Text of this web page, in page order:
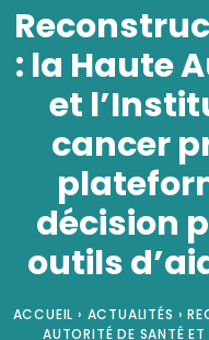
: la Haute
et
cancer
décision
outils
ACCUEIL › ACTUALITÉS ›
AUTORITÉ DE SANTÉ